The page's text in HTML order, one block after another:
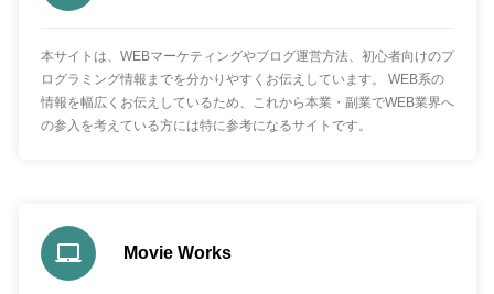
本サイトは、WEBマーケティングやブログ運営方法、初心者向けのプ
ログラミング情報までを分かりやすくお伝えしています。 WEB系の
情報を幅広くお伝えしているため、これから本業・副業でWEB業界へ
の参入を考えている方には特に参考になるサイトです。
Movie Works